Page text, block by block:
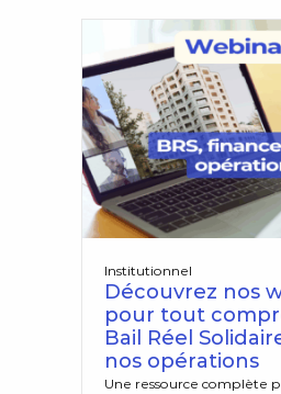
Découvrez nos
pour tout
Bail Réel
nos opérations
Institutionnel
Une ressource complète